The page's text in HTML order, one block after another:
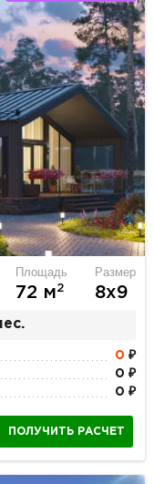
Площадь
72 м2
Размер
8х9
0 ₽
0 ₽
0 ₽
ПОЛУЧИТЬ РАСЧЕТ